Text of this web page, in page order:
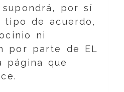
por sí
tipo de acuerdo,
ni
por parte de EL
página que